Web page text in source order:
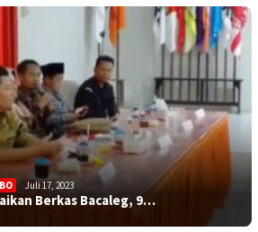
Juli 17, 2023
Berkas Bacaleg, 9…